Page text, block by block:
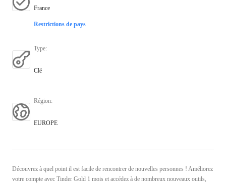
France
Restrictions de pays
Type:
Clé
Région:
EUROPE
Découvrez à quel point il est facile de rencontrer de nouvelles personnes ! Améliorez
votre compte avec Tinder Gold 1 mois et accédez à de nombreux nouveaux outils,